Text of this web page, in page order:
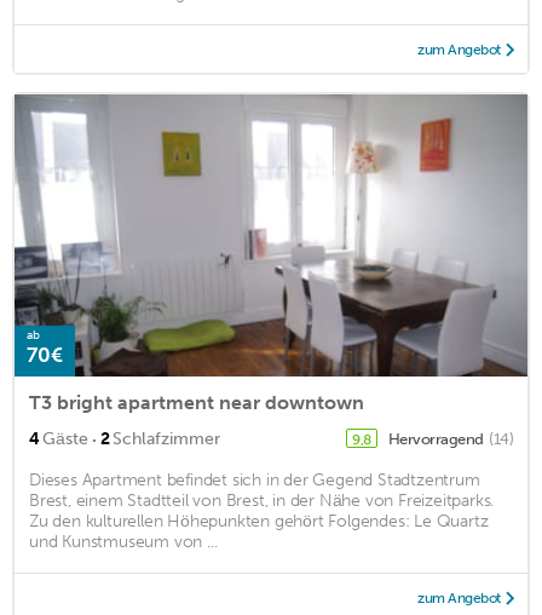
zum Angebot
ab
70€
T3 bright apartment near downtown
4Gäste · 2Schlafzimmer 9,8 Hervorragend (14)
Dieses Apartment befindet sich in der Gegend Stadtzentrum
Brest, einem Stadtteil von Brest, in der Nähe von Freizeitparks.
Zu den kulturellen Höhepunkten gehört Folgendes: Le Quartz
und Kunstmuseum von ...
zum Angebot